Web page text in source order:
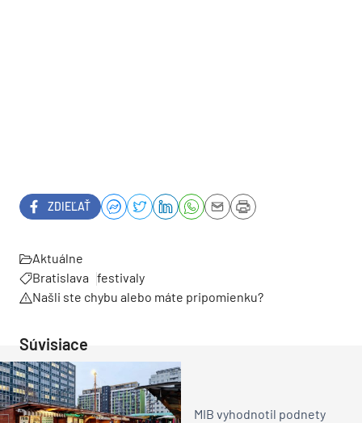
ZDIEĽAŤ
Aktuálne
Bratislava festivaly
Našli ste chybu alebo máte pripomienku?
Súvisiace
MIB vyhodnotil podnety